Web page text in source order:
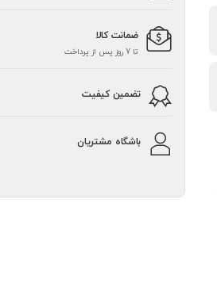
ضمانت کالا
تا 7 روز پس از پرداخت
تضمین کیفیت
باشگاه مشتریان